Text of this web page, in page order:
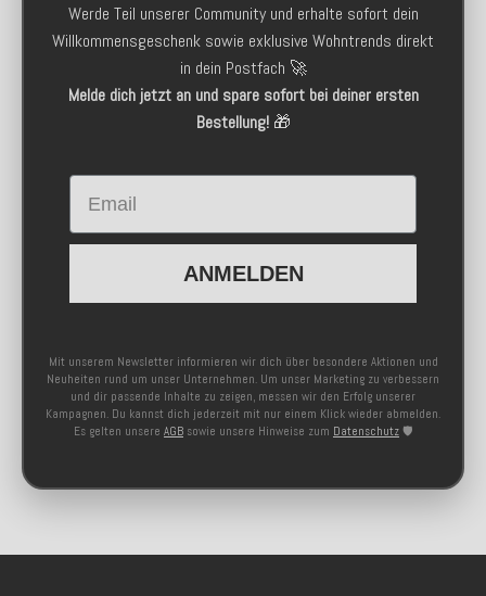
Werde Teil unserer Community und erhalte sofort dein
Willkommensgeschenk sowie exklusive Wohntrends direkt
in dein Postfach 🚀
Melde dich jetzt an und spare sofort bei deiner ersten
Bestellung!🎁
Email
ANMELDEN
Mit unserem Newsletter informieren wir dich über besondere Aktionen und
Neuheiten rund um unser Unternehmen. Um unser Marketing zu verbessern
und dir passende Inhalte zu zeigen, messen wir den Erfolg unserer
Kampagnen. Du kannst dich jederzeit mit nur einem Klick wieder abmelden.
Es gelten unsere AGB sowie unsere Hinweise zum Datenschutz 🛡️